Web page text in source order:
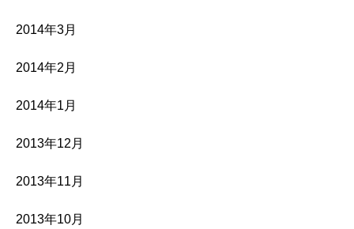
2014年3月
2014年2月
2014年1月
2013年12月
2013年11月
2013年10月